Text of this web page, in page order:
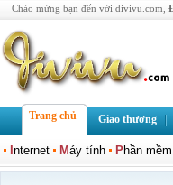
Chào mừng bạn đến với divivu.com,
Trang chủ Giao thương
nternet Máy tính Phần mềm